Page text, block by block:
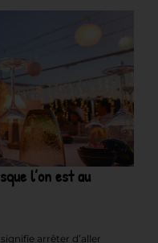
l’on est au
arrêter d’aller